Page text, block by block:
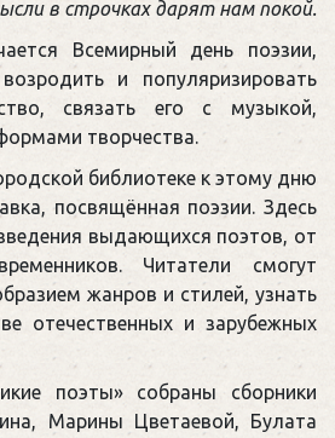
в строчках дарят нам покой.
Всемирный день поэзии,
и популяризировать
связать его с музыкой,
творчества.
библиотеке к этому дню
посвящённая поэзии. Здесь
выдающихся поэтов, от
Читатели смогут
жанров и стилей, узнать
отечественных и зарубежных
поэты» собраны сборники
Марины Цветаевой, Булата